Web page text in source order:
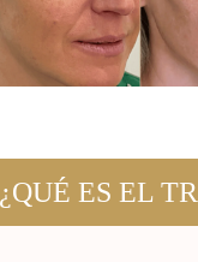
¿QUÉ ES EL